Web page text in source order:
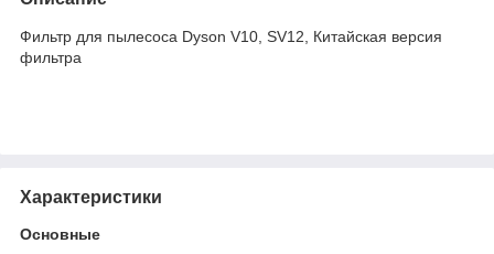
Фильтр для пылесоса Dyson V10, SV12, Китайская версия
фильтра
Характеристики
Основные